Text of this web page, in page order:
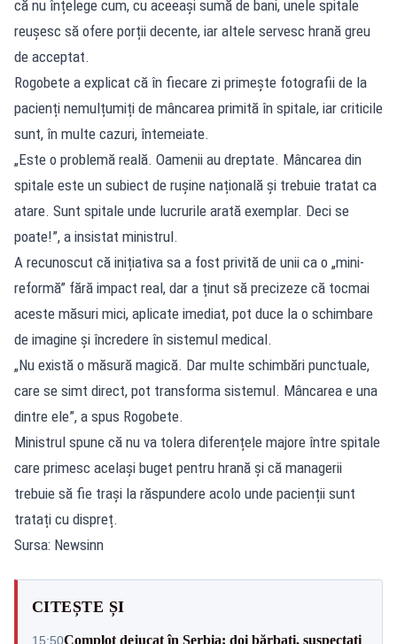
că nu înțelege cum, cu aceeași sumă de bani, unele spitale
reușesc să ofere porții decente, iar altele servesc hrană greu
de acceptat.
Rogobete a explicat că în fiecare zi primește fotografii de la
pacienți nemulțumiți de mâncarea primită în spitale, iar criticile
sunt, în multe cazuri, întemeiate.
„Este o problemă reală. Oamenii au dreptate. Mâncarea din
spitale este un subiect de rușine națională și trebuie tratat ca
atare. Sunt spitale unde lucrurile arată exemplar. Deci se
poate!”, a insistat ministrul.
A recunoscut că inițiativa sa a fost privită de unii ca o „mini-
reformă” fără impact real, dar a ținut să precizeze că tocmai
aceste măsuri mici, aplicate imediat, pot duce la o schimbare
de imagine și încredere în sistemul medical.
„Nu există o măsură magică. Dar multe schimbări punctuale,
care se simt direct, pot transforma sistemul. Mâncarea e una
dintre ele”, a spus Rogobete.
Ministrul spune că nu va tolera diferențele majore între spitale
care primesc același buget pentru hrană și că managerii
trebuie să fie trași la răspundere acolo unde pacienții sunt
tratați cu dispreț.
Sursa: Newsinn
CITEȘTE ȘI
15:50Complot dejucat în Serbia: doi bărbați, suspectați